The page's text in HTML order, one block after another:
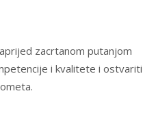
zacrtanom putanjom
i kvalitete i ostvariti